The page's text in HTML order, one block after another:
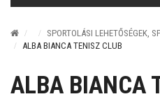
SPORTOLÁSI LEHETŐSÉGEK,
ALBA BIANCA TENISZ CLUB
ALBA BIANCA